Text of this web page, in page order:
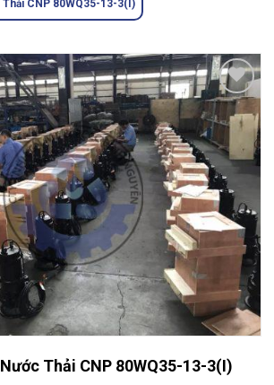
CNP 80WQ35-13-3(I)
thích
sản
phẩm
này
Thải CNP 80WQ35-13-3(I)